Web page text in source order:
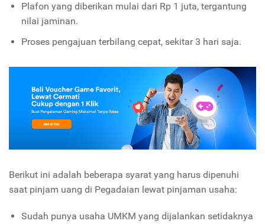
Plafon yang diberikan mulai dari Rp 1 juta, tergantung
nilai jaminan.
Proses pengajuan terbilang cepat, sekitar 3 hari saja.
Berikut ini adalah beberapa syarat yang harus dipenuhi
saat pinjam uang di Pegadaian lewat pinjaman usaha:
Sudah punya usaha UMKM yang dijalankan setidaknya